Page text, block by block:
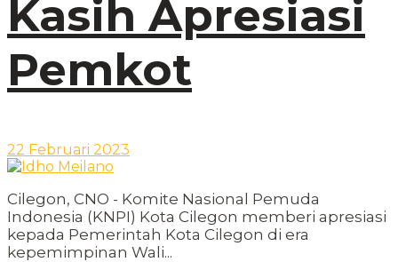
Kasih Apresiasi
Pemkot
22 Februari 2023
Cilegon, CNO - Komite Nasional Pemuda
Indonesia (KNPI) Kota Cilegon memberi apresiasi
kepada Pemerintah Kota Cilegon di era
kepemimpinan Wali...